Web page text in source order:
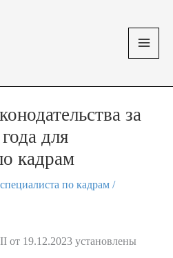
за
для
кадрам
по кадрам /
19.12.2023 установлены